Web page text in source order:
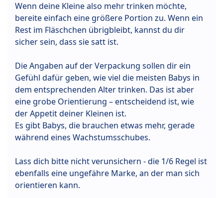
Wenn deine Kleine also mehr trinken möchte,
bereite einfach eine größere Portion zu. Wenn ein
Rest im Fläschchen übrigbleibt, kannst du dir
sicher sein, dass sie satt ist.
Die Angaben auf der Verpackung sollen dir ein
Gefühl dafür geben, wie viel die meisten Babys in
dem entsprechenden Alter trinken. Das ist aber
eine grobe Orientierung – entscheidend ist, wie
der Appetit deiner Kleinen ist.
Es gibt Babys, die brauchen etwas mehr, gerade
während eines Wachstumsschubes.
Lass dich bitte nicht verunsichern - die 1/6 Regel ist
ebenfalls eine ungefähre Marke, an der man sich
orientieren kann.